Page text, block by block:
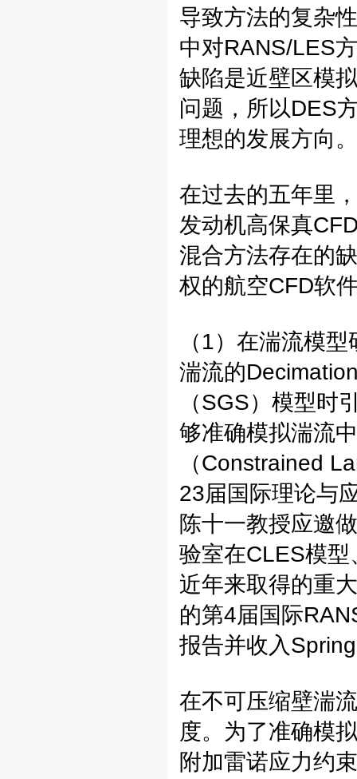
导致方法的复杂
中对RANS/LES
缺陷是近壁区模
问题，所以DES
理想的发展方向。
在过去的五年里
发动机高保真
混合方法存在的
权的航空CFD软
（1）在湍流模
湍流的
（SGS）模型时
够准确模拟湍流
（Constrained
23届国际理论与
陈十一教授应邀
验室在CLES模
近年来取得的重
的第4届国际
报告并收入
在不可压缩壁湍
度。为了准确模
附加雷诺应力约